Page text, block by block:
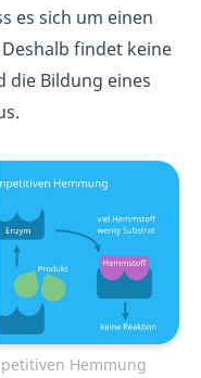
es sich um einen
findet keine
die Bildung eines
Hemmung